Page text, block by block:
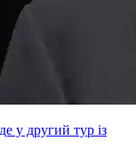
у другий тур із